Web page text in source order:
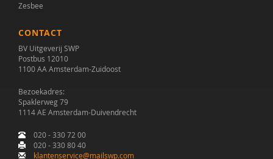
Zesbee
CONTACT
BV Uitgeverij SWP
Postbus 12010
1100 AA Amsterdam-Zuidoost
Bezoekadres:
Spaklerweg 79
1114 AE Amsterdam-Duivendrecht
020 - 330 72 00
020 - 330 80 40
klantenservice@mailswp.com